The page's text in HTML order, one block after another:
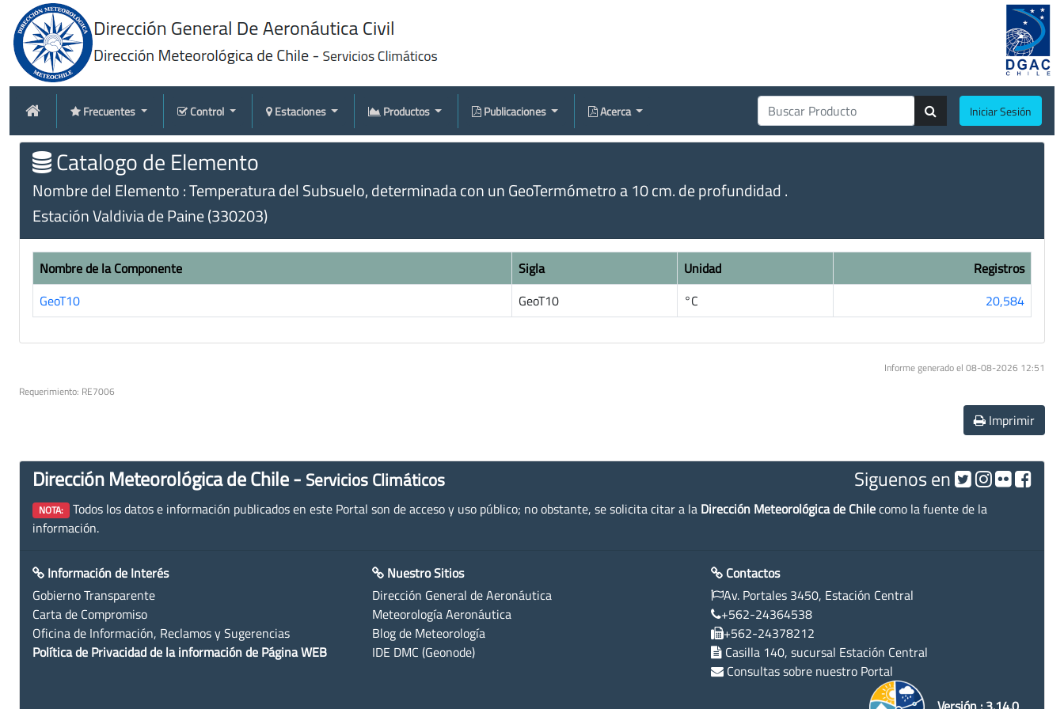
Frecuentes Control Estaciones Productos Publicaciones Acerca Iniciar Sesión
Catalogo de Elemento
Nombre del Elemento : Temperatura del Subsuelo, determinada con un GeoTermómetro a 10 cm. de profundidad .
Estación Valdivia de Paine (330203)
Nombre de la Componente Sigla Unidad
Registros
GeoT10
GeoT10 °C 20,584
Informe generado el 08-08-2026 12:51
Requerimiento: RE7006
Imprimir
Dirección Meteorológica de Chile - Servicios Climáticos Siguenos en
NOTA: Todos los datos e información publicados en este Portal son de acceso y uso público; no obstante, se solicita citar a la Dirección Meteorológica de Chilecomo la fuente de la
información.
Información de Interés
Gobierno Transparente
Carta de Compromiso
Oficina de Información, Reclamos y Sugerencias
Política de Privacidad de la información de Página WEB
Nuestro Sitios
Dirección General de Aeronáutica
Meteorología Aeronáutica
Blog de Meteorología
IDE DMC (Geonode)
Contactos
Av. Portales 3450, Estación Central
+562-24364538
+562-24378212
Casilla 140, sucursal Estación Central
Consultas sobre nuestro Portal